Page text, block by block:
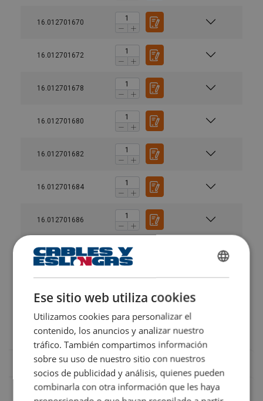
16.012701670
16.012701672
16.012701678
16.012701680
16.012701682
16.012701684
16.012701686
16.012701688
16.012701692
Caracteristicas:
User Manuals
Crosby-IPU10-User-Manual-ML-3.pdf
ENGLISH TRANSLATION
Ese sitio web utiliza cookies
Utilizamos cookies para personalizar el
contenido, los anuncios y analizar nuestro
tráfico. También compartimos información
sobre su uso de nuestro sitio con nuestros
socios de publicidad y análisis, quienes pueden
combinarla con otra información que les haya